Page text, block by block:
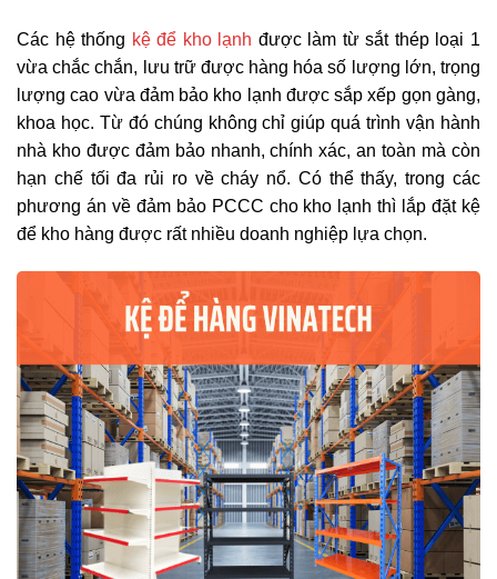
Các hệ thống kệ để kho lạnh được làm từ sắt thép loại 1
vừa chắc chắn, lưu trữ được hàng hóa số lượng lớn, trọng
lượng cao vừa đảm bảo kho lạnh được sắp xếp gọn gàng,
khoa học. Từ đó chúng không chỉ giúp quá trình vận hành
nhà kho được đảm bảo nhanh, chính xác, an toàn mà còn
hạn chế tối đa rủi ro về cháy nổ. Có thể thấy, trong các
phương án về đảm bảo PCCC cho kho lạnh thì lắp đặt kệ
để kho hàng được rất nhiều doanh nghiệp lựa chọn.